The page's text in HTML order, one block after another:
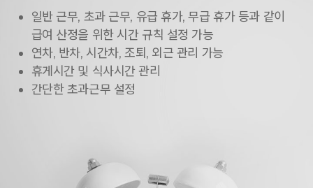
일반 근무, 초과 근무, 유급 휴가, 무급 휴가 등과 같이
급여 산정을 위한 시간 규칙 설정 가능
연차, 반차, 시간차, 조퇴, 외근 관리 가능
휴게시간 및 식사시간 관리
간단한 초과근무 설정